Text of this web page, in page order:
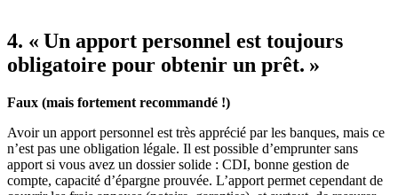
4. « Un apport personnel est toujours
obligatoire pour obtenir un prêt. »
Faux (mais fortement recommandé !)
Avoir un apport personnel est très apprécié par les banques, mais ce
n’est pas une obligation légale. Il est possible d’emprunter sans
apport si vous avez un dossier solide : CDI, bonne gestion de
compte, capacité d’épargne prouvée. L’apport permet cependant de